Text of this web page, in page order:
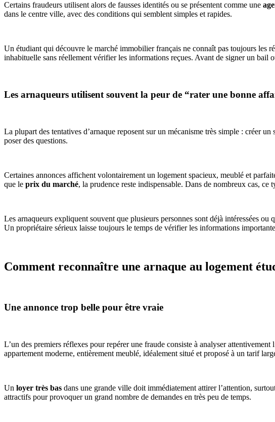
Certains fraudeurs utilisent alors de fausses identités ou se présentent comme une
dans le centre ville, avec des conditions qui semblent simples et rapides.
Un étudiant qui découvre le marché immobilier français ne connaît pas toujours les
inhabituelle sans réellement vérifier les informations reçues. Avant de signer un bail
Les arnaqueurs utilisent souvent la peur de “rater une bonne
La plupart des tentatives d’arnaque reposent sur un mécanisme très simple : créer
poser des questions.
Certaines annonces affichent volontairement un logement spacieux, meublé et
que le prix du marché, la prudence reste indispensable. Dans de nombreux cas, ce
Les arnaqueurs expliquent souvent que plusieurs personnes sont déjà intéressées
Un propriétaire sérieux laisse toujours le temps de vérifier les informations
Comment reconnaître une arnaque au logement
Une annonce trop belle pour être vraie
L’un des premiers réflexes pour repérer une fraude consiste à analyser
appartement moderne, entièrement meublé, idéalement situé et proposé à un tarif
Un loyer très bas dans une grande ville doit immédiatement attirer l’attention,
attractifs pour provoquer un grand nombre de demandes en très peu de temps.